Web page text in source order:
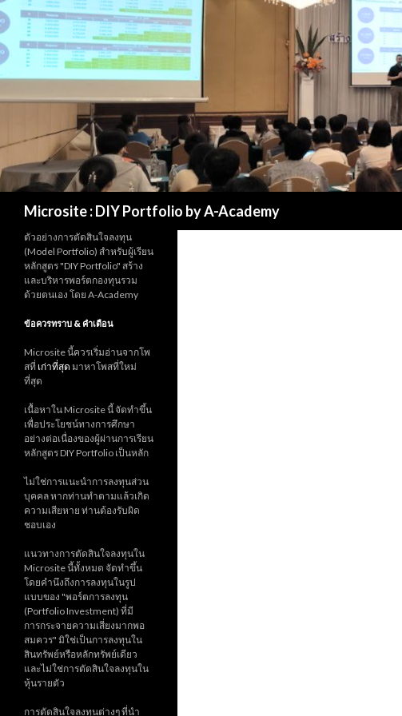
Microsite : DIY Portfolio by A-Academy
ตัวอย่างการตัดสินใจลงทุน
(Model Portfolio) สำหรับผู้เรียน
หลักสูตร "DIY Portfolio" สร้าง
และบริหารพอร์ตกองทุนรวม
ด้วยตนเอง โดย A-Academy
ข้อควรทราบ & คำเตือน
Microsite นี้ควรเริ่มอ่านจากโพ
สที่ เก่าที่สุด มาหาโพสที่ใหม่
ที่สุด
เนื้อหาใน Microsite นี้ จัดทำขึ้น
เพื่อประโยชน์ทางการศึกษา
อย่างต่อเนื่องของผู้ผ่านการเรียน
หลักสูตร DIY Portfolio เป็นหลัก
ไม่ใช่การแนะนำการลงทุนส่วน
บุคคล หากท่านทำตามแล้วเกิด
ความเสียหาย ท่านต้องรับผิด
ชอบเอง
แนวทางการตัดสินใจลงทุนใน
Microsite นี้ทั้งหมด จัดทำขึ้น
โดยคำนึงถึงการลงทุนในรูป
แบบของ "พอร์ตการลงทุน
(Portfolio Investment) ที่มี
การกระจายความเสี่ยงมากพอ
สมควร" มิใช่เป็นการลงทุนใน
สินทรัพย์หรือหลักทรัพย์เดียว
และไม่ใช่การตัดสินใจลงทุนใน
หุ้นรายตัว
การตัดสินใจลงทุนต่างๆ ที่นำ